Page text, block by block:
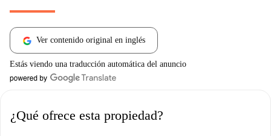
Ver contenido original en inglés
Estás viendo una traducción automática del anuncio
¿Qué ofrece esta propiedad?